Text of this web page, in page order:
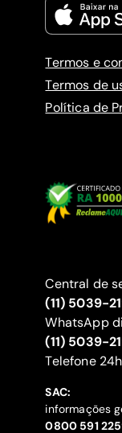
Termos e
Termos de
Política de
Central de
(11) 5039-
WhatsApp
(11) 5039-
‍Telefone
SAC:
informações
‍0800 591